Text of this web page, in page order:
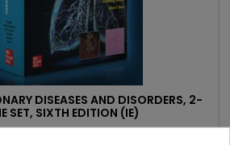
DISEASES AND DISORDERS, 2-
SET, SIXTH EDITION (IE)